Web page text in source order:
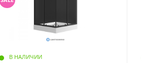
В НАЛИЧИИ